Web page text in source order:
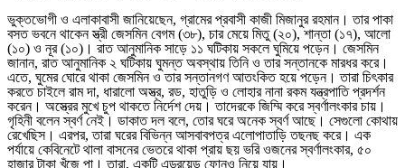
ভুক্তভোগী ও এলাকাবাসী জানিয়েছেন, গ্রামের প্রবাসী কাজী মিজানুর রহমান। তার পাকা
বসত ভবনে থাকেন স্ত্রী জেসমিন বেগম (৩৮), চার মেয়ে মিতু (২০), শান্তা (১৭), আলো
(১০) ও নূর (১০)। রাত আনুমানিক সাড়ে ১১ ঘটিকায় সকলে ঘুমিয়ে পড়েন। জেসমিন
জানান, রাত আনুমানিক ২ ঘটিকায় ঘুমন্ত অবস্থায় তিনি ও তার সন্তানকে মারধর করে।
এতে, ঘুমের ঘোরে থাকা জেসমিন ও তার সন্তানগণ আতংকিত হয়ে পড়েন। তারা চিৎকার
করতে চাইলে রাম দা, ধারালো অস্ত্র, রড, হাতুড়ি ও লোহার নানা রকম যন্ত্রপাতি প্রদর্শন
করেন। অস্ত্রের মুখে চুপ থাকতে নির্দেশ দেয়। তাদেরকে জিম্মি করে স্বর্ণালংকার চায়।
গৃহিনী বলেন স্বর্ণ নেই। ডাকাত দল বলে, তোর ঘরে অনেক স্বর্ণ আছে। সেগুলো কোথায়
রেখেছিস। এরপর, তারা ঘরের বিভিন্ন আসবাবপত্র এলোপাতাড়ি তছনছ করে। এক
পর্যায়ে কেবিনেটে থালা বাসনের ভেতরে থাকা প্রায় ছয় ভরি ওজনের স্বর্ণালংকার, ৫০
হাজার টাকা খুঁজে পা। তারা, একটি এন্ড্রয়েড ফোনও নিয়ে যায়।